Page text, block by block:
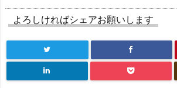
よろしければシェアお願いします